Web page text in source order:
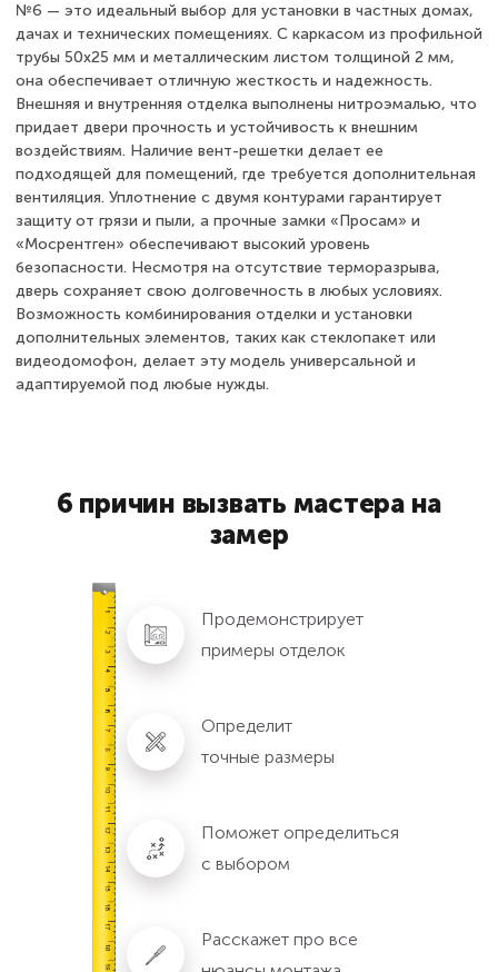
№6 — это идеальный выбор для установки в частных домах,
дачах и технических помещениях. С каркасом из профильной
трубы 50х25 мм и металлическим листом толщиной 2 мм,
она обеспечивает отличную жесткость и надежность.
Внешняя и внутренняя отделка выполнены нитроэмалью, что
придает двери прочность и устойчивость к внешним
воздействиям. Наличие вент-решетки делает ее
подходящей для помещений, где требуется дополнительная
вентиляция. Уплотнение с двумя контурами гарантирует
защиту от грязи и пыли, а прочные замки «Просам» и
«Мосрентген» обеспечивают высокий уровень
безопасности. Несмотря на отсутствие терморазрыва,
дверь сохраняет свою долговечность в любых условиях.
Возможность комбинирования отделки и установки
дополнительных элементов, таких как стеклопакет или
видеодомофон, делает эту модель универсальной и
адаптируемой под любые нужды.
6 причин вызвать мастера на
замер
Продемонстрирует
примеры отделок
Определит
точные размеры
Поможет определиться
с выбором
Расскажет про все